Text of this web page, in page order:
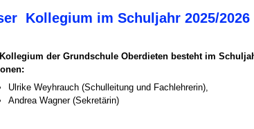
Kollegium im Schuljahr 2025/2026
der Grundschule Oberdieten besteht im
Ulrike Weyhrauch (Schulleitung und Fachlehrerin),
Andrea Wagner (Sekretärin)